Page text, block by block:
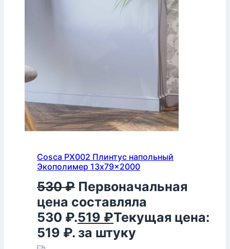
Cosca PX002 Плинтус напольный
Экополимер 13x79x2000
530₽ Первоначальная
цена составляла
530 ₽.519 ₽Текущая цена:
519 ₽. за штуку